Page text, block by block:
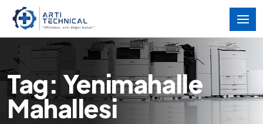
Tag: Yenimahalle
Mahallesi